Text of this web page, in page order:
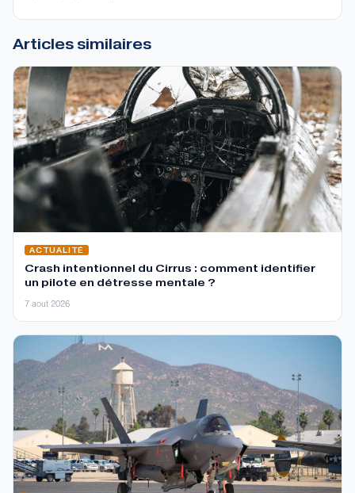
Articles similaires
ACTUALITÉ
Crash intentionnel du Cirrus : comment identifier
un pilote en détresse mentale ?
7 aout 2026